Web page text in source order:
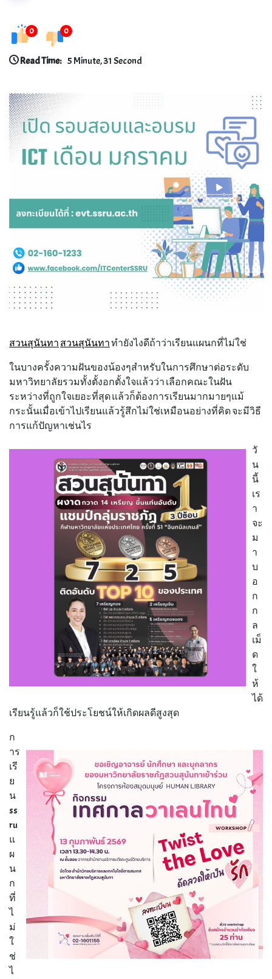
0 0
Read Time: 5 Minute, 31 Second
สวนสุนันทา สวนสุนันทาทำยังไงดีถ้าว่าเรียนแผนกที่ไม่ใช่
ในบางครั้งความฝันของน้องๆสำหรับในการศึกษาต่อระดับ
มหาวิทยาลัยรวมทั้งตั้งอกตั้งใจแล้วว่า เลือกคณะในฝัน
ระหว่างที่ถูกใจเยอะที่สุด แล้วก็ต้องการเรียนมากมายๆแม้
กระนั้นเมื่อเข้าไปเรียนแล้วรู้สึกไม่ใช่เหมือนอย่างที่คิด จะมีวิธี
การแก้ปัญหาเช่นไร
วั
น
นี้
เร
า
จะ
ม
า
บ
อ
ก
ก
ล
เม็
ด
ใ
ห้
ได้
เรียนรู้แล้วก็ใช้ประโยชน์ให้เกิดผลดีสูงสุด
ก
าร
เรี
ย
น
ss
ru
แ
ผ
น
ก
ที่
ไ
ม่
ใ
ช่
ไ